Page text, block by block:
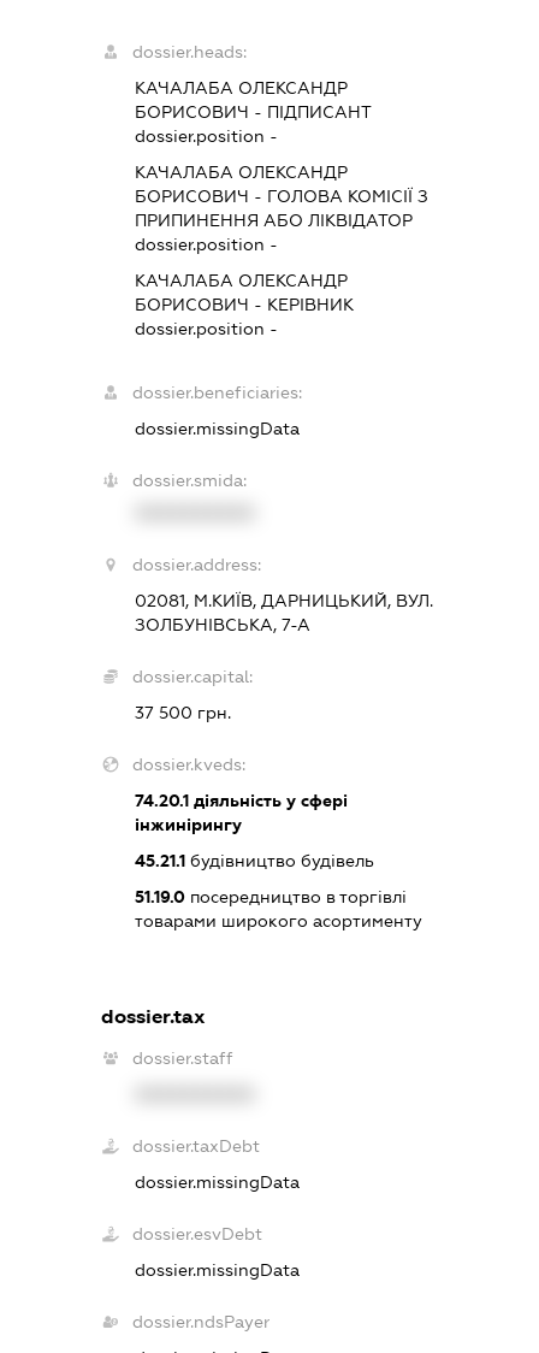
dossier.heads:
КАЧАЛАБА ОЛЕКСАНДР
БОРИСОВИЧ - ПІДПИСАНТ
dossier.position -
КАЧАЛАБА ОЛЕКСАНДР
БОРИСОВИЧ - ГОЛОВА КОМІСІЇ З
ПРИПИНЕННЯ АБО ЛІКВІДАТОР
dossier.position -
КАЧАЛАБА ОЛЕКСАНДР
БОРИСОВИЧ - КЕРІВНИК
dossier.position -
dossier.beneficiaries:
dossier.missingData
dossier.smida:
dossier.address:
02081, М.КИЇВ, ДАРНИЦЬКИЙ, ВУЛ.
ЗОЛБУНІВСЬКА, 7-А
dossier.capital:
37 500 грн.
dossier.kveds:
74.20.1 діяльність у сфері
інжинірингу
45.21.1 будівництво будівель
51.19.0 посередництво в торгівлі
товарами широкого асортименту
dossier.tax
dossier.staff
dossier.taxDebt
dossier.missingData
dossier.esvDebt
dossier.missingData
dossier.ndsPayer